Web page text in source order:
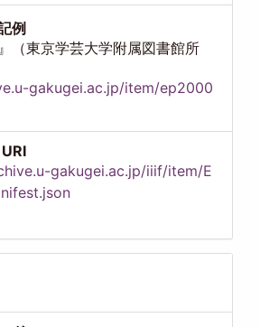
例
（東京学芸大学附属図書館所
gakugei.ac.jp/item/ep2000
gakugei.ac.jp/iiif/item/E